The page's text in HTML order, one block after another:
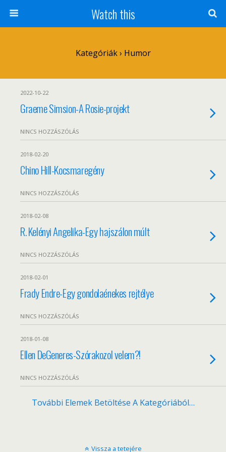
Watch this
Kategóriák › Humor
2022-10-22
Graeme Simsion-A Rosie-projekt
NINCS HOZZÁSZÓLÁS
2018-02-20
Chino Hill-Kocsmaregény
NINCS HOZZÁSZÓLÁS
2018-02-08
R. Kelényi Angelika-Egy hajszálon múlt
NINCS HOZZÁSZÓLÁS
2018-02-01
Frady Endre-Egy gondolaénekes rejtélye
NINCS HOZZÁSZÓLÁS
2018-01-08
Ellen DeGeneres-Szórakozol velem?!
NINCS HOZZÁSZÓLÁS
További Elemek Betöltése A Kategóriából…
Vissza a tetejére